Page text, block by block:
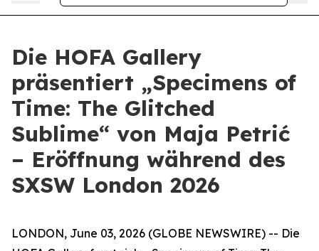
Die HOFA Gallery
präsentiert „Specimens of
Time: The Glitched
Sublime“ von Maja Petrić
– Eröffnung während des
SXSW London 2026
LONDON, June 03, 2026 (GLOBE NEWSWIRE) -- Die